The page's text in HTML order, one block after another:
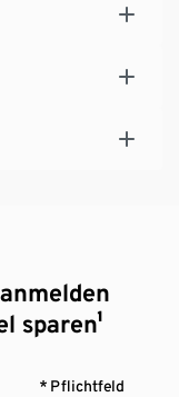
sparen¹
* Pflichtfeld